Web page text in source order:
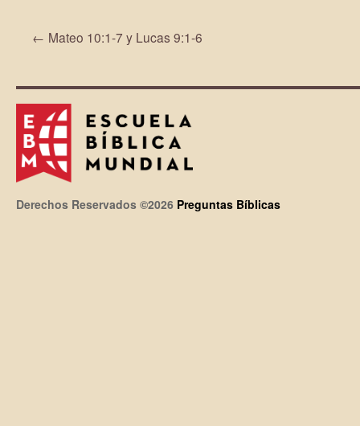
← Mateo 10:1-7 y Lucas 9:1-6
Derechos Reservados ©2026 Preguntas Bíblicas